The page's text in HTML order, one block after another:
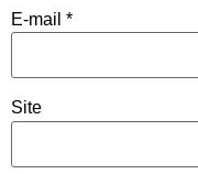
E-mail *
Site